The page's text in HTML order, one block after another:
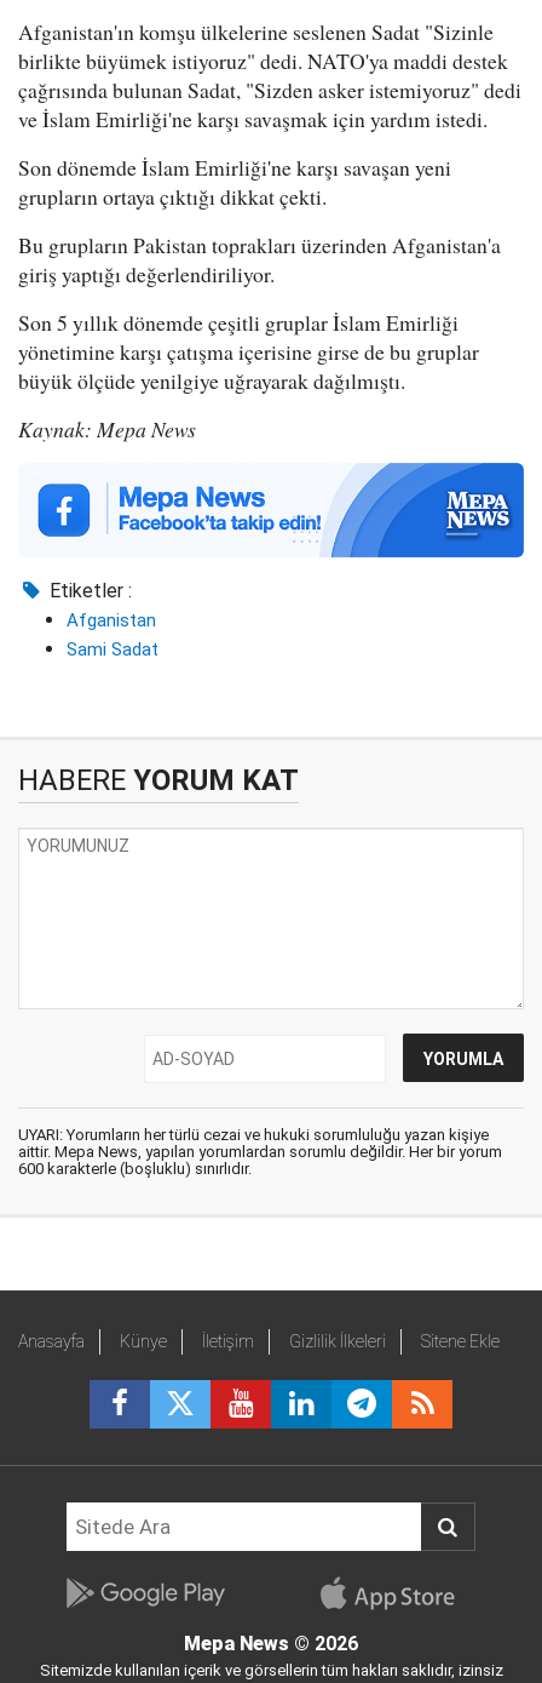
Afganistan'ın komşu ülkelerine seslenen Sadat "Sizinle
birlikte büyümek istiyoruz" dedi. NATO'ya maddi destek
çağrısında bulunan Sadat, "Sizden asker istemiyoruz" dedi
ve İslam Emirliği'ne karşı savaşmak için yardım istedi.
Son dönemde İslam Emirliği'ne karşı savaşan yeni
grupların ortaya çıktığı dikkat çekti.
Bu grupların Pakistan toprakları üzerinden Afganistan'a
giriş yaptığı değerlendiriliyor.
Son 5 yıllık dönemde çeşitli gruplar İslam Emirliği
yönetimine karşı çatışma içerisine girse de bu gruplar
büyük ölçüde yenilgiye uğrayarak dağılmıştı.
Kaynak: Mepa News
Etiketler :
Afganistan
Sami Sadat
HABERE YORUM KAT
UYARI: Yorumların her türlü cezai ve hukuki sorumluluğu yazan kişiye
aittir. Mepa News, yapılan yorumlardan sorumlu değildir. Her bir yorum
600 karakterle (boşluklu) sınırlıdır.
Anasayfa Künye İletişim Gizlilik İlkeleri Sitene Ekle
Mepa News © 2026
Sitemizde kullanılan içerik ve görsellerin tüm hakları saklıdır, izinsiz